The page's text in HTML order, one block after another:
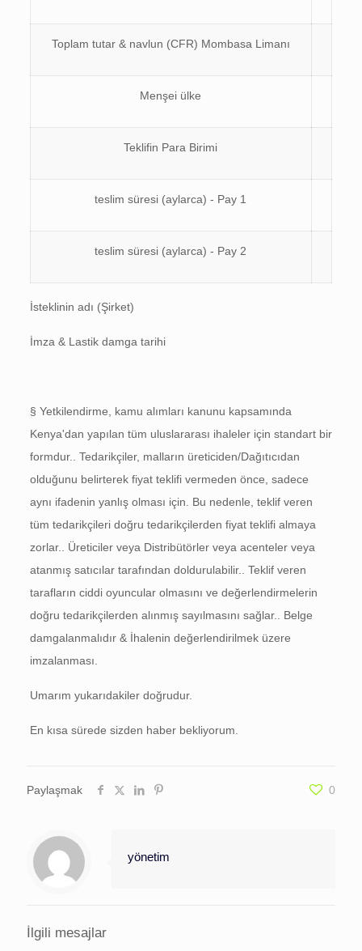
Toplam tutar & navlun (CFR) Mombasa Limanı
Menşei ülke
Teklifin Para Birimi
teslim süresi (aylarca) - Pay 1
teslim süresi (aylarca) - Pay 2
İsteklinin adı (Şirket)
İmza & Lastik damga tarihi
§ Yetkilendirme, kamu alımları kanunu kapsamında
Kenya'dan yapılan tüm uluslararası ihaleler için standart bir
formdur.. Tedarikçiler, malların üreticiden/Dağıtıcıdan
olduğunu belirterek fiyat teklifi vermeden önce, sadece
aynı ifadenin yanlış olması için. Bu nedenle, teklif veren
tüm tedarikçileri doğru tedarikçilerden fiyat teklifi almaya
zorlar.. Üreticiler veya Distribütörler veya acenteler veya
atanmış satıcılar tarafından doldurulabilir.. Teklif veren
tarafların ciddi oyuncular olmasını ve değerlendirmelerin
doğru tedarikçilerden alınmış sayılmasını sağlar.. Belge
damgalanmalıdır & İhalenin değerlendirilmek üzere
imzalanması.
Umarım yukarıdakiler doğrudur.
En kısa sürede sizden haber bekliyorum.
Paylaşmak 0
yönetim
İlgili mesajlar